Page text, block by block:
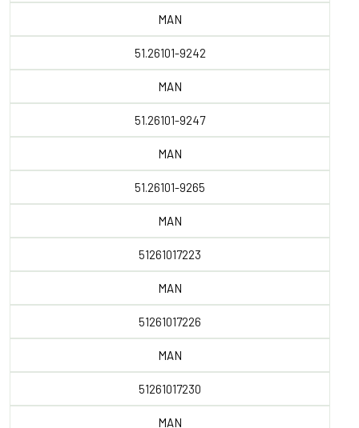
MAN
51.26101-9242
MAN
51.26101-9247
MAN
51.26101-9265
MAN
51261017223
MAN
51261017226
MAN
51261017230
MAN